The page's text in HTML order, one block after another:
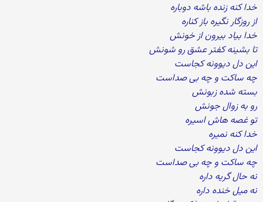
خدا کنه زنده باشه دوباره
از روزگار نگیره باز کناره
خدا بیاد بیرون از خونش
تا بشینه کفتر عشق رو شونش
این دل دیوونه کجاست
چه ساکت و چه بی صداست
بسته شده زبونش
رو به زوال جونش
تو غصه هاش اسیره
خدا کنه نمیره
این دل دیوونه کجاست
چه ساکت و چه بی صداست
نه حال گریه داره
نه میل خنده داره